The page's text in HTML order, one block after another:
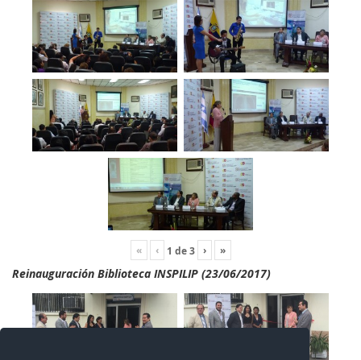
« ‹ 1 de3 › »
Reinauguración Biblioteca INSPILIP (23/06/2017)